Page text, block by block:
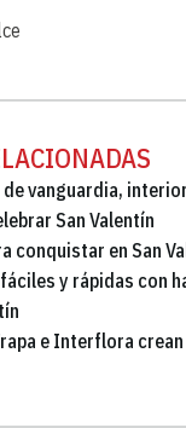
vanguardia,
San Valentín
conquistar en San
y rápidas con
e Interflora